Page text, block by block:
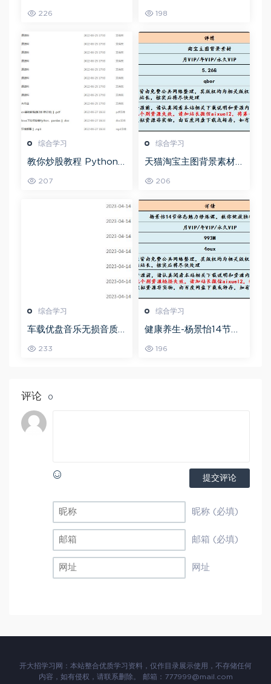
226
资源打包下载
198
综合学习
教你炒股教程 Python
网盘资源打包下载
207
综合学习
天猫淘宝主图背景素材
源打包下载
206
综合学习
车载优盘音乐无损音质
网盘打包下载
233
综合学习
健康养生-杨景怡14节体
现东方美,百度网盘资源
196
评论 0
提交评论
昵称 (必填)
邮箱 (必填)
网址
开大招学习网：本站整合优质学习资料，仅作目录展示使用，不存储任何
内容，如有侵权，请联系删除。 邮箱：777999@mail.com